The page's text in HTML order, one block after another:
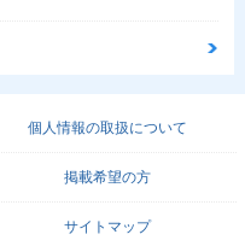
個人情報の取扱について
掲載希望の方
サイトマップ